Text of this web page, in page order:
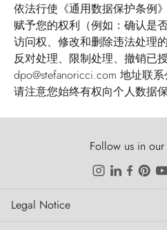
依法行使《通用数据保护条例
赋予您的权利（例如：确认是
访问权、修改和删除违法处理
反对处理、限制处理、撤销已
dpo@stefanoricci.com 地址联系
请注意您始终有权向个人数据
Follow us in
Legal Notice